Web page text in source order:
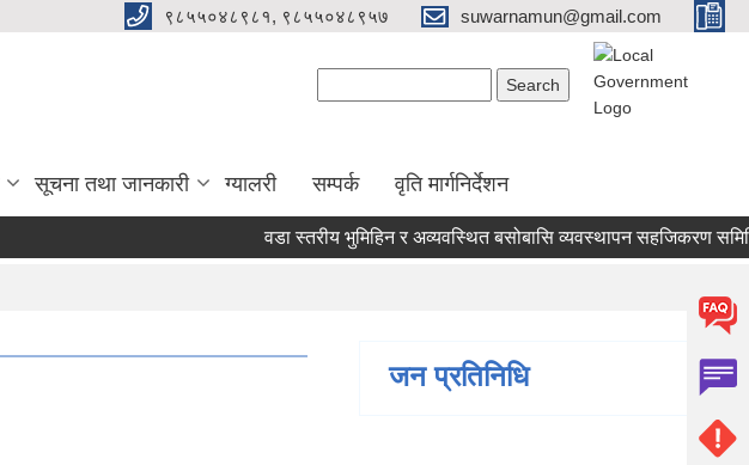
९८५५०४८९८१, ९८५५०४८९५७ suwarnamun@gmail.com
सूचना तथा जानकारी ग्यालरी सम्पर्क वृति मार्गनिर्देशन
वडा स्तरीय भुमिहिन र अव्यवस्थित बसोबासि व्यवस्थापन सहजिकरण समिति
जन प्रतिनिधि